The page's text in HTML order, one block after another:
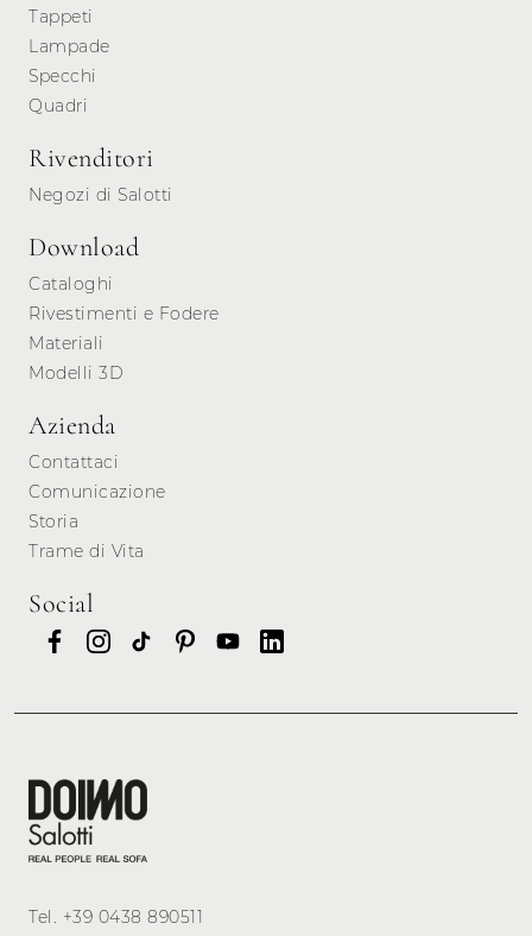
Tappeti
Lampade
Specchi
Quadri
Rivenditori
Negozi di Salotti
Download
Cataloghi
Rivestimenti e Fodere
Materiali
Modelli 3D
Azienda
Contattaci
Comunicazione
Storia
Trame di Vita
Social
Tel. +39 0438 890511